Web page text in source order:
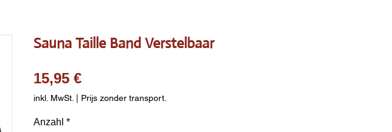
Sauna Taille Band Verstelbaar
15,95 €Preis
inkl. MwSt. | Prijs zonder transport.
Anzahl *